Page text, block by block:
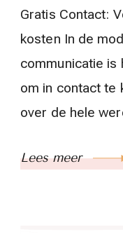
Gratis Contact:
kosten In de
communicatie is
om in contact te
over de hele
Lees meer